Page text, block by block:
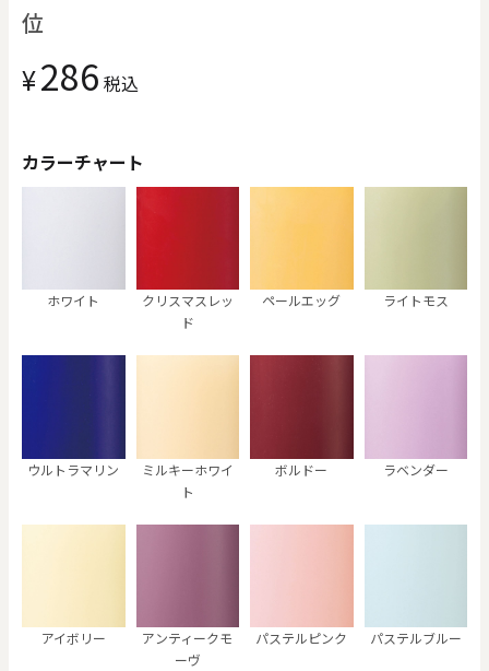
お買い物ガイド 企業情報 お知らせ お問い合わせ
位
¥286 税込
カラーチャート
ホワイト
クリスマスレッ
ド
ペールエッグ ライトモス
ウルトラマリン
ミルキーホワイ
ト
ボルドー ラベンダー
アイボリー
アンティークモ
ーヴ
パステルピンク パステルブルー